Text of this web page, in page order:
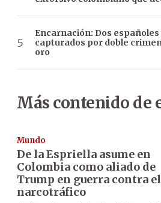
Encarnación: Dos
capturados por doble
oro
Más contenido de
Mundo
De la Espriella asume en
Colombia como aliado de
Trump en guerra contra el
narcotráfico